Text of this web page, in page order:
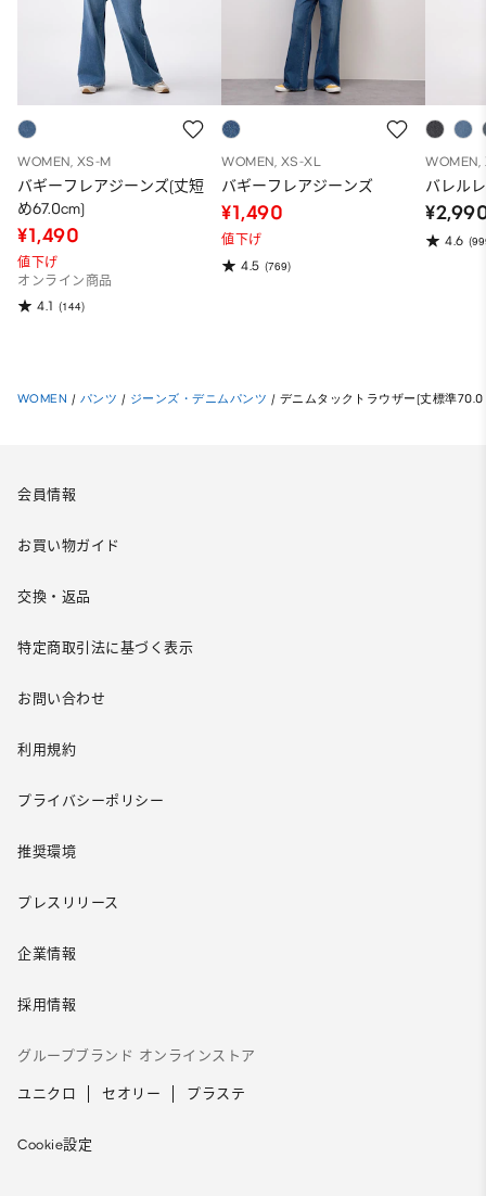
WOMEN, XS-M
バギーフレアジーンズ(丈短
め67.0cm)
¥1,490
値下げ
オンライン商品
4.1 (144)
WOMEN, XS-XL
バギーフレアジーンズ
¥1,490
値下げ
4.5 (769)
WOMEN,
バレル
4.6
WOMEN / パンツ / ジーンズ・デニムパンツ / デニムタックトラウザー(丈標準
会員情報
お買い物ガイド
交換・返品
特定商取引法に基づく表示
お問い合わせ
利用規約
プライバシーポリシー
推奨環境
プレスリリース
企業情報
採用情報
グループブランド オンラインストア
ユニクロ セオリー プラステ
Cookie設定